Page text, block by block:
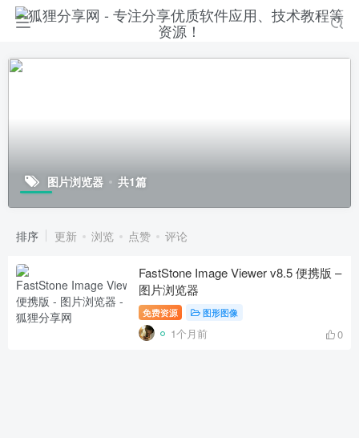
图片浏览器 共1篇
排序 更新 浏览 点赞 评论
FastStone Image Viewer v8.5 便携版 –
图片浏览器
免费资源 图形图像
1个月前 0